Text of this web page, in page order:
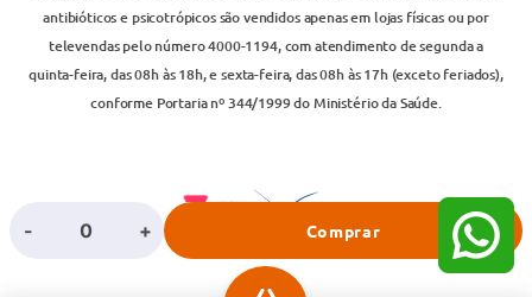
- + Comprar
antibióticos e psicotrópicos são vendidos apenas em lojas físicas ou por
televendas pelo número 4000-1194, com atendimento de segunda a
quinta-feira, das 08h às 18h, e sexta-feira, das 08h às 17h (exceto feriados),
conforme Portaria nº 344/1999 do Ministério da Saúde.